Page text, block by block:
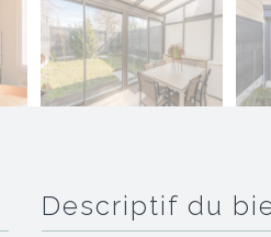
descriptif du